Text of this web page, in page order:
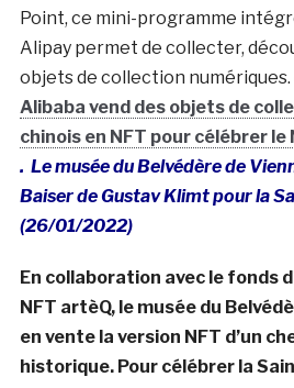
Point, ce mini-programme
Alipay permet de collecter,
objets de collection numériques.
Alibaba vend des objets de
chinois en NFT pour célébrer le
. Le musée du Belvédère de
Baiser de Gustav Klimt pour la
(26/01/2022)
En collaboration avec le fonds
NFT artèQ, le musée du
en vente la version NFT d’un
historique. Pour célébrer la